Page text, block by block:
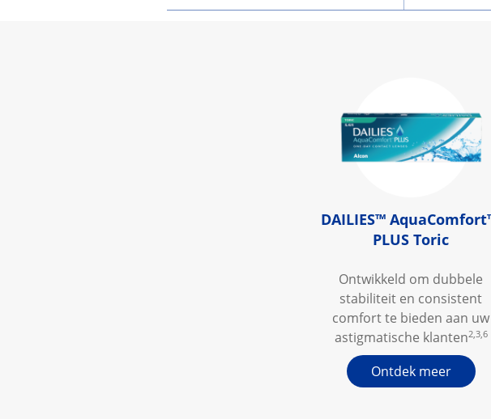
DAILIES™ AquaComfort
PLUS Toric
Ontwikkeld om dubbele
stabiliteit en consistent
comfort te bieden aan uw
astigmatische klanten2,3,6
Ontdek meer